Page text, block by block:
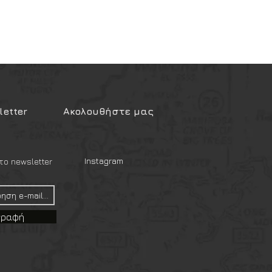
Ακολουθήστε μας
newsletter Instagram